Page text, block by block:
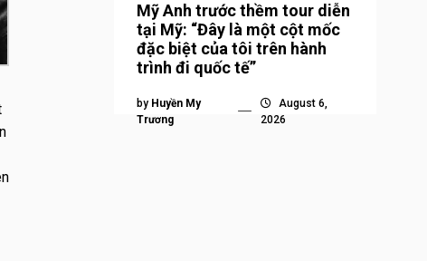
Mỹ Anh trước thềm tour diễn
tại Mỹ: “Đây là một cột mốc
đặc biệt của tôi trên hành
trình đi quốc tế”
by Huyền My
Trương
August 6,
2026